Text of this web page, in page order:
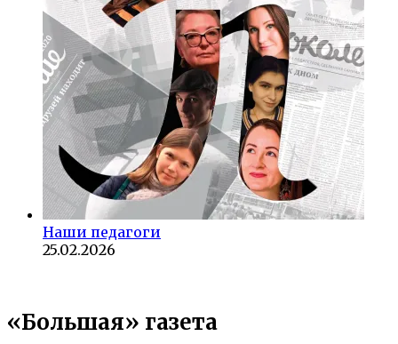
Наши педагоги
25.02.2026
«Большая» газета